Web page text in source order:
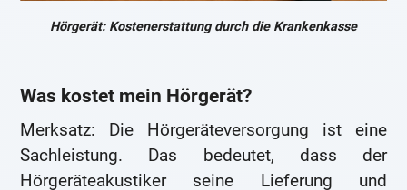
Hörgerät: Kostenerstattung durch die Krankenkasse
Was kostet mein Hörgerät?
Merksatz: Die Hörgeräteversorgung ist eine
Sachleistung. Das bedeutet, dass der
Hörgeräteakustiker seine Lieferung und